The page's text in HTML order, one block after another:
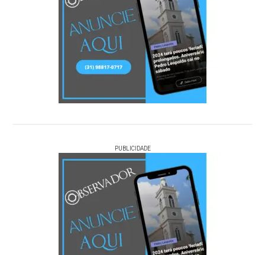
PUBLICIDADE